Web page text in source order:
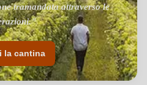
tramandata attraverso le
la cantina